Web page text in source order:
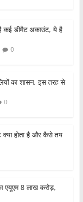
कई डीमैट अकाउंट, ये है
0
का शासन, इस तरह से
0
क्या होता है और कैसे तय
एयूएम 8 लाख करोड़,